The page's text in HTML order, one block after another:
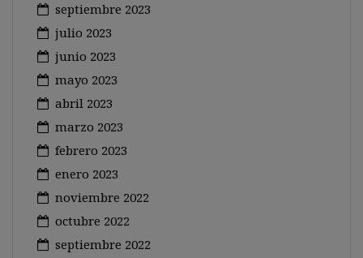
septiembre 2023
julio 2023
junio 2023
mayo 2023
abril 2023
marzo 2023
febrero 2023
enero 2023
noviembre 2022
octubre 2022
septiembre 2022